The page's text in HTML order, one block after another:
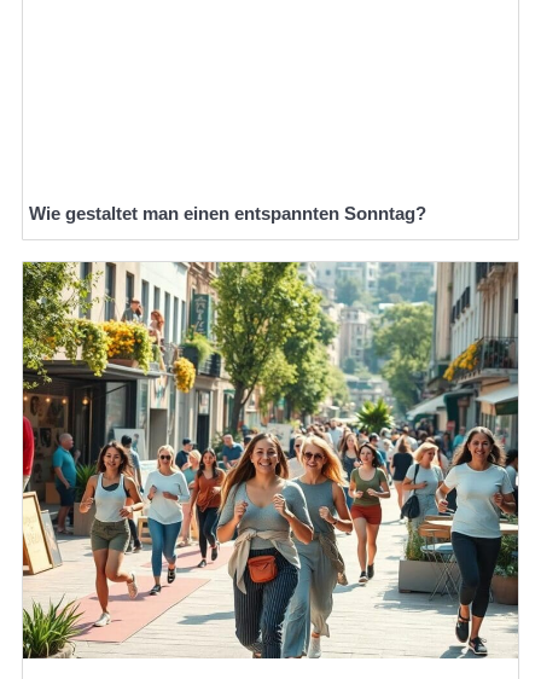
Wie gestaltet man einen entspannten Sonntag?